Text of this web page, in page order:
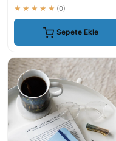
★★★★★ (0)
Sepete Ekle